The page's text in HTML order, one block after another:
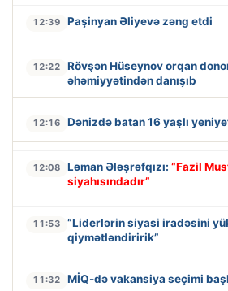
12:39 Paşinyan Əliyevə zəng etdi
12:22
Rövşən Hüseynov orqan
əhəmiyyətindən danışıb
12:16 Dənizdə batan 16 yaşlı
12:08 Ləman Ələşrəfqızı: “Fazil
siyahısındadır”
11:53
“Liderlərin siyasi iradəsini
qiymətləndiririk”
11:32 MİQ-də vakansiya seçimi